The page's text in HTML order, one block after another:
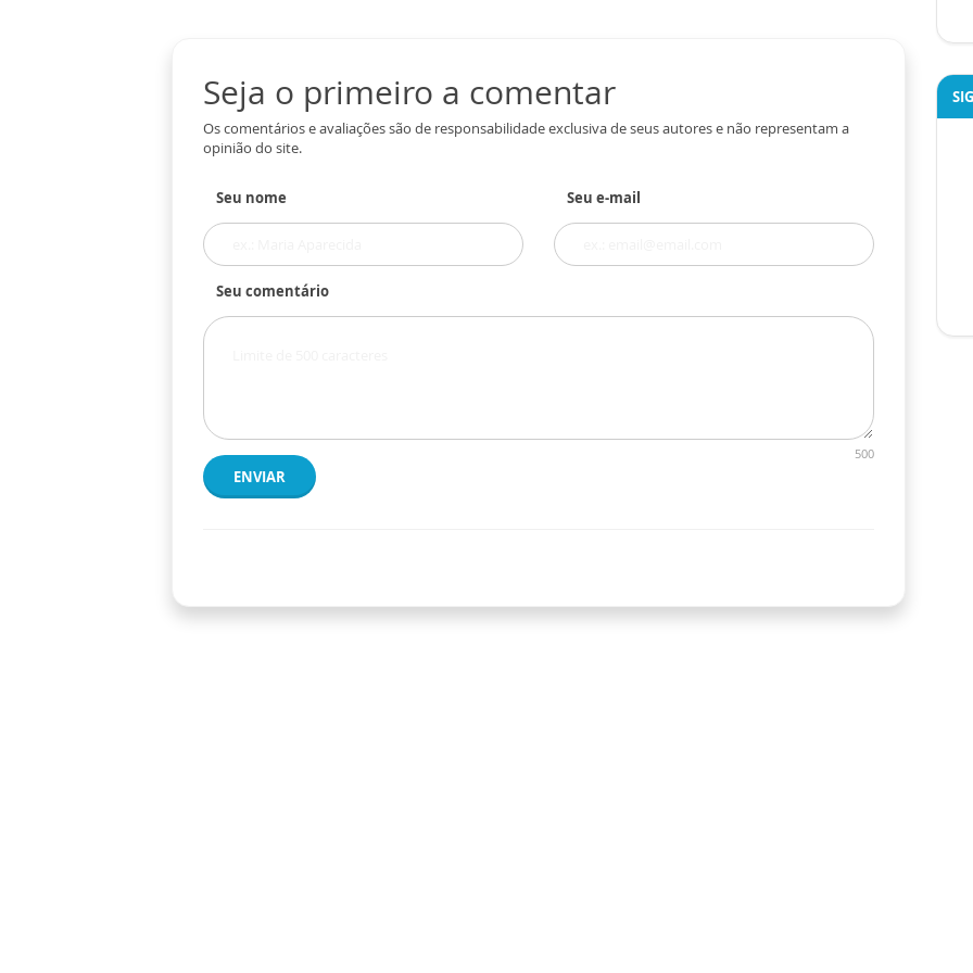
Seja o primeiro a comentar
Os comentários e avaliações são de responsabilidade exclusiva de seus autores e não representam a
opinião do site.
Seu nome Seu e-mail
Seu comentário
500
ENVIAR